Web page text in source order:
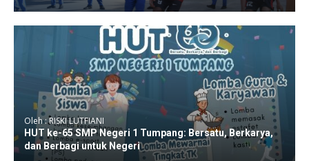
Oleh : RISKI LUTFIANI
HUT ke-65 SMP Negeri 1 Tumpang: Bersatu, Berkarya,
dan Berbagi untuk Negeri